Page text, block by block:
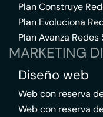
Plan Construye
Plan Evoluciona
Plan Avanza Redes
MARKETING
Diseño web
Web con reserva
Web con reserva